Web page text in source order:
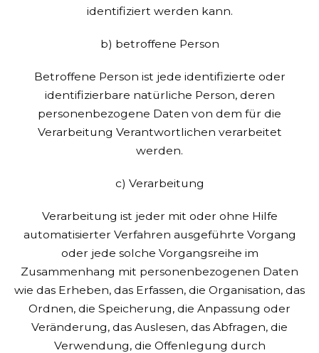
identifiziert werden kann.
b) betroffene Person
Betroffene Person ist jede identifizierte oder
identifizierbare natürliche Person, deren
personenbezogene Daten von dem für die
Verarbeitung Verantwortlichen verarbeitet
werden.
c) Verarbeitung
Verarbeitung ist jeder mit oder ohne Hilfe
automatisierter Verfahren ausgeführte Vorgang
oder jede solche Vorgangsreihe im
Zusammenhang mit personenbezogenen Daten
wie das Erheben, das Erfassen, die Organisation, das
Ordnen, die Speicherung, die Anpassung oder
Veränderung, das Auslesen, das Abfragen, die
Verwendung, die Offenlegung durch